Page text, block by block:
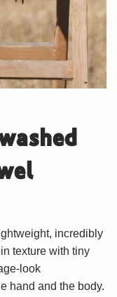
incredibly
texture with tiny
look
hand and the body.